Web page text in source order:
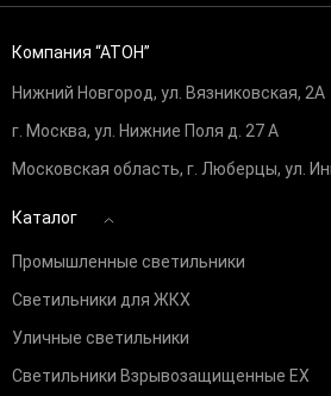
Компания “АТОН”
Нижний Новгород, ул. Вязниковская, 2А
г. Москва, ул. Нижние Поля д. 27 А
Московская область, г. Люберцы, ул.
Каталог
Промышленные светильники
Светильники для ЖКХ
Уличные светильники
Светильники Взрывозащищенные EX